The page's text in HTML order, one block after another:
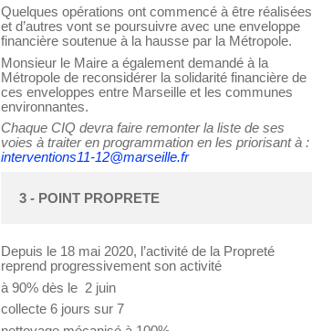
Quelques opérations ont commencé à être réalisées
et d’autres vont se poursuivre avec une enveloppe
financière soutenue à la hausse par la Métropole.
Monsieur le Maire a également demandé à la
Métropole de reconsidérer la solidarité financière de
ces enveloppes entre Marseille et les communes
environnantes.
Chaque CIQ devra faire remonter la liste de ses
voies à traiter en programmation en les priorisant à :
interventions11-12@marseille.fr
3 - POINT PROPRETE
Depuis le 18 mai 2020, l’activité de la Propreté
reprend progressivement son activité
à 90% dès le 2 juin
collecte 6 jours sur 7